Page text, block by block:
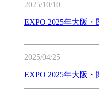
2025/10/10
EXPO 2025年大阪
2025/04/25
EXPO 2025年大阪